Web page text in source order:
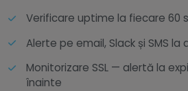
Verificare uptime la fiecare 60
Alerte pe email, Slack și SMS la
Monitorizare SSL — alertă la
înainte